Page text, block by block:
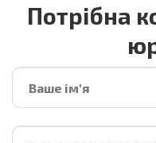
Потрібна